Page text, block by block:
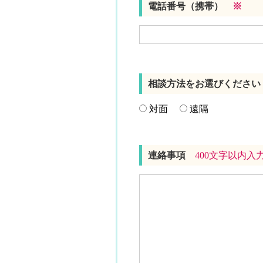
電話番号（携帯） ※
相談方法をお選びくださ
対面 遠隔
連絡事項 400文字以内入